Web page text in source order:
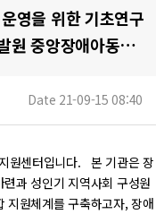
영을 위한 기초연구
원 중앙장애아동…
Date 21-09-15 08:40
원센터입니다. 본 기관은 장
과 성인기 지역사회 구성원
지원체계를 구축하고자, 장애